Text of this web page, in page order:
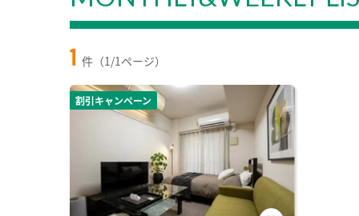
1 件（1/1ページ）
割引キャンペーン